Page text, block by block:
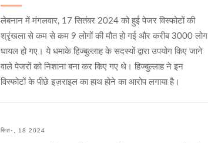
लेबनान में मंगलवार, 17 सितंबर 2024 को हुई पेजर विस्फोटों की
श्रृंखला से कम से कम 9 लोगों की मौत हो गई और करीब 3000 लोग
घायल हो गए। ये धमाके हिज्बुल्लाह के सदस्यों द्वारा उपयोग किए जाने
वाले पेजरों को निशाना बना कर किए गए थे। हिज्बुल्लाह ने इन
विस्फोटों के पीछे इज़राइल का हाथ होने का आरोप लगाया है।
सित॰, 18 2024